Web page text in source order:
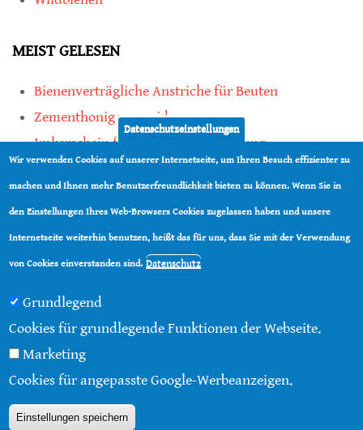
MEIST GELESEN
Bienenverträgliche Anstriche für Beuten
Zementhonig vermeiden
Imkerschein für Honigbienen-Haltung
Kauf von Mittelwänden ist Vertrauenssache
teilen
Datenschutzeinstellungen
Wir verwenden Cookies auf unserer Internetseite, um Ihren Besuch effizienter zu
machen und Ihnen mehr Benutzerfreundlichkeit bieten zu können. Wenn Sie in
den Einstellungen Ihres Web-Browsers Cookies zugelassen haben und unsere
Internetseite weiterhin benutzen, heißt das für uns, dass Sie mit der Verwendung
von Cookies einverstanden sind. Datenschutz
Grundlegend
Cookies für grundlegende Funktionen der Webseite.
Marketing
Cookies für angepasste Google-Werbeanzeigen.
Einstellungen speichern